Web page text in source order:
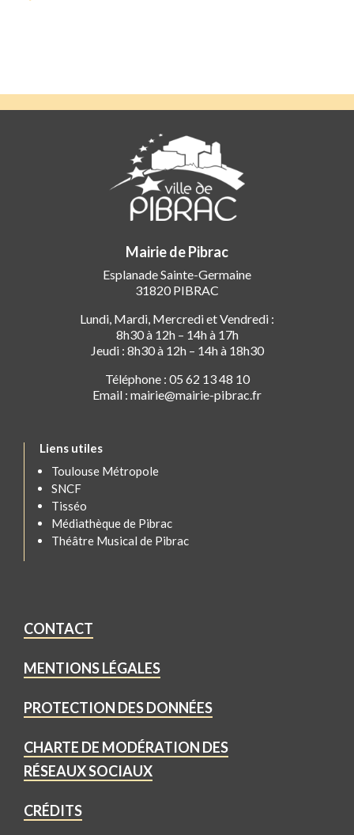
Mairie de Pibrac
Esplanade Sainte-Germaine
31820 PIBRAC
Lundi, Mardi, Mercredi et Vendredi :
8h30 à 12h – 14h à 17h
Jeudi : 8h30 à 12h – 14h à 18h30
Téléphone : 05 62 13 48 10
Email : mairie@mairie-pibrac.fr
Liens utiles
Toulouse Métropole
SNCF
Tisséo
Médiathèque de Pibrac
Théâtre Musical de Pibrac
CONTACT
MENTIONS LÉGALES
PROTECTION DES DONNÉES
CHARTE DE MODÉRATION DES
RÉSEAUX SOCIAUX
CRÉDITS